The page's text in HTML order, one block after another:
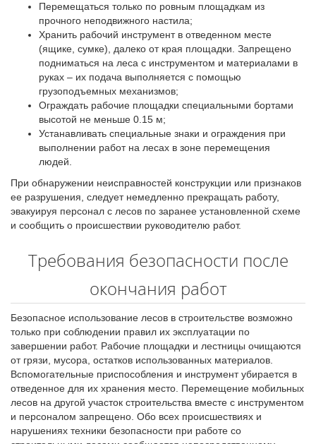
Перемещаться только по ровным площадкам из
прочного неподвижного настила;
Хранить рабочий инструмент в отведенном месте
(ящике, сумке), далеко от края площадки. Запрещено
подниматься на леса с инструментом и материалами в
руках – их подача выполняется с помощью
грузоподъемных механизмов;
Ограждать рабочие площадки специальными бортами
высотой не меньше 0.15 м;
Устанавливать специальные знаки и ограждения при
выполнении работ на лесах в зоне перемещения
людей.
При обнаружении неисправностей конструкции или признаков
ее разрушения, следует немедленно прекращать работу,
эвакуируя персонал с лесов по заранее установленной схеме
и сообщить о происшествии руководителю работ.
Требования безопасности после
окончания работ
Безопасное использование лесов в строительстве возможно
только при соблюдении правил их эксплуатации по
завершении работ. Рабочие площадки и лестницы очищаются
от грязи, мусора, остатков использованных материалов.
Вспомогательные приспособления и инструмент убирается в
отведенное для их хранения место. Перемещение мобильных
лесов на другой участок строительства вместе с инструментом
и персоналом запрещено. Обо всех происшествиях и
нарушениях техники безопасности при работе со